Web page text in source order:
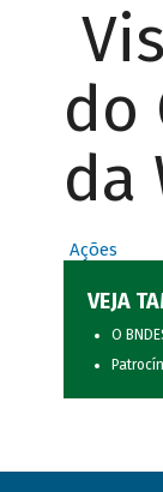
do
da
Ações
VEJA
O